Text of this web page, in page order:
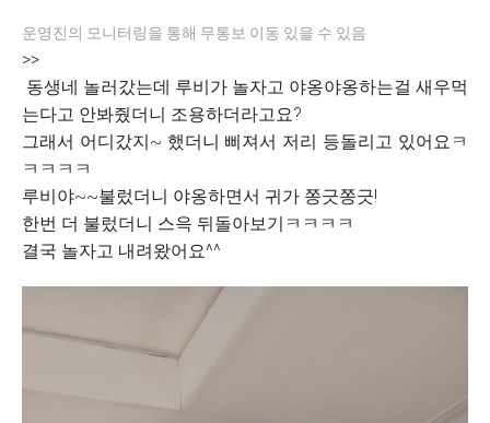
운영진의 모니터링을 통해 무통보 이동 있을 수 있음
>>
동생네 놀러갔는데 루비가 놀자고 야옹야옹하는걸 새우먹
는다고 안봐줬더니 조용하더라고요?
그래서 어디갔지~ 했더니 삐져서 저리 등돌리고 있어요ㅋ
ㅋㅋㅋㅋ
루비야~~불렀더니 야옹하면서 귀가 쫑긋쫑긋!
한번 더 불렀더니 스윽 뒤돌아보기ㅋㅋㅋㅋ
결국 놀자고 내려왔어요^^